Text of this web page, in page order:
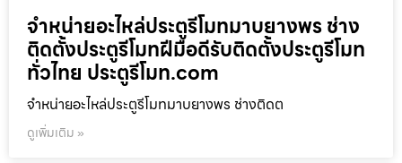
จำหน่ายอะไหล่ประตูรีโมทมาบยางพร ช่าง
ติดตั้งประตูรีโมทฝีมือดีรับติดตั้งประตูรีโมท
ทั่วไทย ประตูรีโมท.com
จำหน่ายอะไหล่ประตูรีโมทมาบยางพร ช่างติดต
ดูเพิ่มเติม »